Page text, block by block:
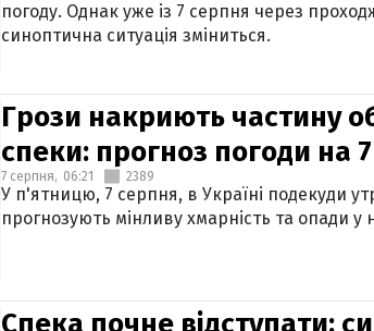
погоду. Однак уже із 7 серпня через
синоптична ситуація зміниться.
Грози накриють частину
спеки: прогноз погоди на
7 серпня, 06:21 2389
У п'ятницю, 7 серпня, в Україні подекуди
прогнозують мінливу хмарність та опади у
Спека почне відступати: